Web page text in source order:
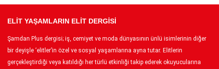
ELİT YAŞAMLARIN ELİT DERGİSİ
Şamdan Plus dergisi; iş, cemiyet ve moda dünyasının ünlü isimlerinin diğer
bir deyişle ‘elitler’in özel ve sosyal yaşamlarına ayna tutar. Elitlerin
gerçekleştirdiği veya katıldığı her türlü etkinliği takip ederek okuyucularına